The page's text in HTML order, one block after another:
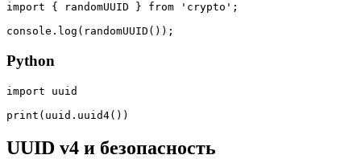
import { randomUUID } from 'crypto';
console.log(randomUUID());
Python
import uuid
print(uuid.uuid4())
UUID v4 и безопасность